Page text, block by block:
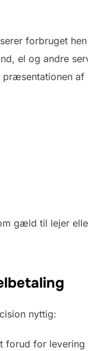
forbruget
el og andre
gæld til lejer
nyttig:
forud for levering